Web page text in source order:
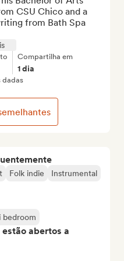
Folk indie
Instrumental
bedroom
abertos a
CSU Chico and a
from Bath Spa
Compartilha em
1 dia
dadas